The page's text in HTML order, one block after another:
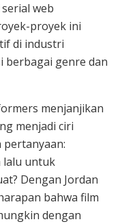
web
proyek ini
di industri
berbagai genre dan
menjanjikan
menjadi ciri
lalu untuk
Dengan Jordan
bahwa film
dengan